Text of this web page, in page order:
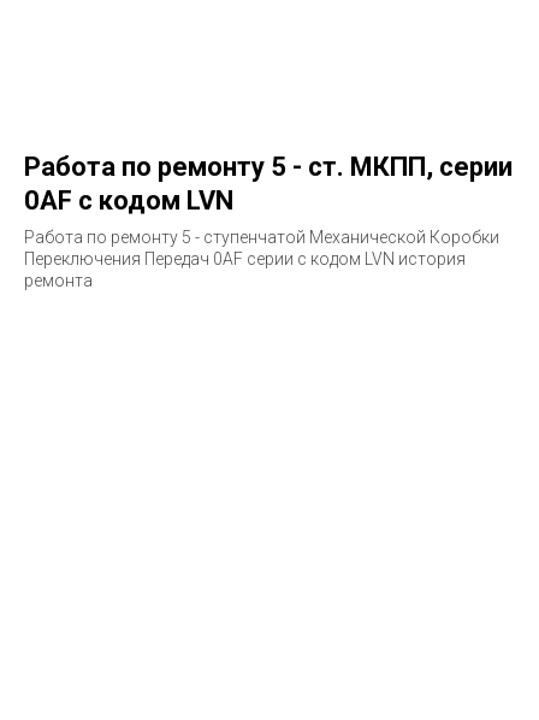
Работа по ремонту 5 - ст. МКПП, серии
0AF с кодом LVN
Работа по ремонту 5 - ступенчатой Механической Коробки
Переключения Передач 0AF серии с кодом LVN история
ремонта